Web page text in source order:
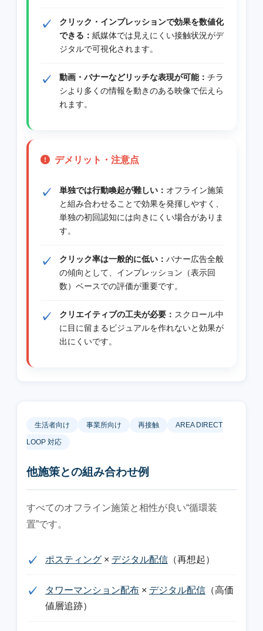
クリック・インプレッションで効果を数値化
できる： 紙媒体では見えにくい接触状況がデ
ジタルで可視化されます。
動画・バナーなどリッチな表現が可能： チラ
シより多くの情報を動きのある映像で伝えら
れます。
デメリット・注意点
単独では行動喚起が難しい： オフライン施策
と組み合わせることで効果を発揮しやすく、
単独の初回認知には向きにくい場合がありま
す。
クリック率は一般的に低い： バナー広告全般
の傾向として、インプレッション（表示回
数）ベースでの評価が重要です。
クリエイティブの工夫が必要： スクロール中
に目に留まるビジュアルを作れないと効果が
出にくいです。
生活者向け 事業所向け 再接触 AREA DIRECT
LOOP 対応
他施策との組み合わせ例
すべてのオフライン施策と相性が良い“循環装
置”です。
ポスティング × デジタル配信 （再想起）
タワーマンション配布 × デジタル配信 （高価
値層追跡）